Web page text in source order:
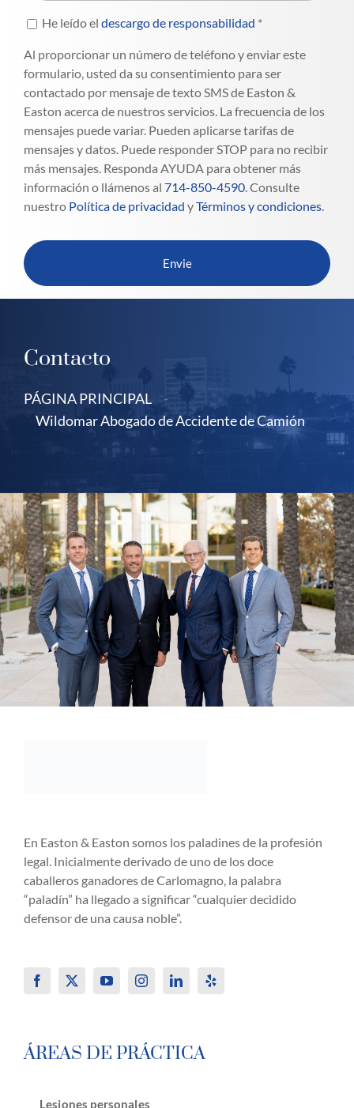
He leído el descargo de responsabilidad *
Al proporcionar un número de teléfono y enviar este
formulario, usted da su consentimiento para ser
contactado por mensaje de texto SMS de Easton &
Easton acerca de nuestros servicios. La frecuencia de los
mensajes puede variar. Pueden aplicarse tarifas de
mensajes y datos. Puede responder STOP para no recibir
más mensajes. Responda AYUDA para obtener más
información o llámenos al 714-850-4590 . Consulte
nuestro Política de privacidad yTérminos y condiciones
Contacto
PÁGINA PRINCIPAL
-
Wildomar Abogado de Accidente de Camión
En Easton & Easton somos los paladines de la profesión
legal. Inicialmente derivado de uno de los doce
caballeros ganadores de Carlomagno, la palabra
“paladín” ha llegado a significar “cualquier decidido
defensor de una causa noble”.
ÁREAS DE PRÁCTICA
Lesiones personales